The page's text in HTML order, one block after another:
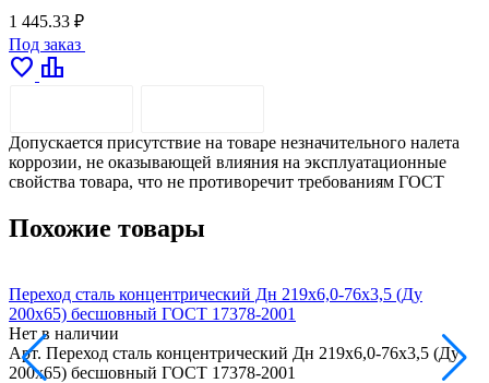
1 445.33 ₽
Под заказ
favorite leaderboard
Допускается присутствие на товаре незначительного налета
коррозии, не оказывающей влияния на эксплуатационные
свойства товара, что не противоречит требованиям ГОСТ
Похожие товары
Переход сталь концентрический Дн 219х6,0-76х3,5 (Ду
200х65) бесшовный ГОСТ 17378-2001
Нет в наличии
Арт. Переход сталь концентрический Дн 219х6,0-76х3,5 (Ду
200х65) бесшовный ГОСТ 17378-2001